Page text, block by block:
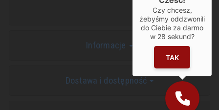
Informacje
Dostawa i dostępność
Czy chcesz,
żebyśmy oddzwonili
do Ciebie za darmo
w 28 sekund?
TAK